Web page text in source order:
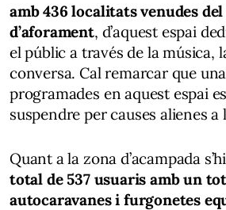
amb 436 localitats venudes
d’aforament, d’aquest espai
el públic a través de la música,
conversa. Cal remarcar que
programades en aquest espai
suspendre per causes alienes a
Quant a la zona d’acampada
total de 537 usuaris amb un
autocaravanes i furgonetes